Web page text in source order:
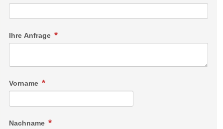
Ihre Anfrage
Vorname
Nachname